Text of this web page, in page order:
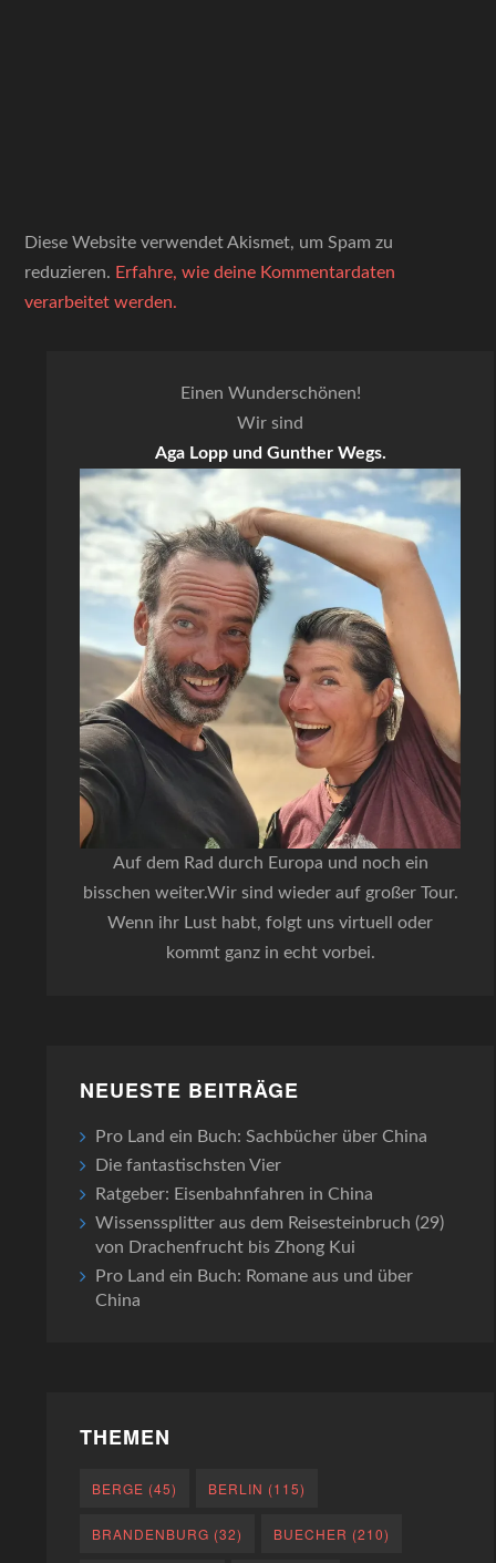
Diese Website verwendet Akismet, um Spam zu
reduzieren. Erfahre, wie deine Kommentardaten
verarbeitet werden.
Einen Wunderschönen!
Wir sind
Aga Lopp und Gunther Wegs.
Auf dem Rad durch Europa und noch ein
bisschen weiter.Wir sind wieder auf großer Tour.
Wenn ihr Lust habt, folgt uns virtuell oder
kommt ganz in echt vorbei.
NEUESTE BEITRÄGE
Pro Land ein Buch: Sachbücher über China
Die fantastischsten Vier
Ratgeber: Eisenbahnfahren in China
Wissenssplitter aus dem Reisesteinbruch (29)
von Drachenfrucht bis Zhong Kui
Pro Land ein Buch: Romane aus und über
China
THEMEN
BERGE (45) BERLIN (115)
BRANDENBURG (32) BUECHER (210)